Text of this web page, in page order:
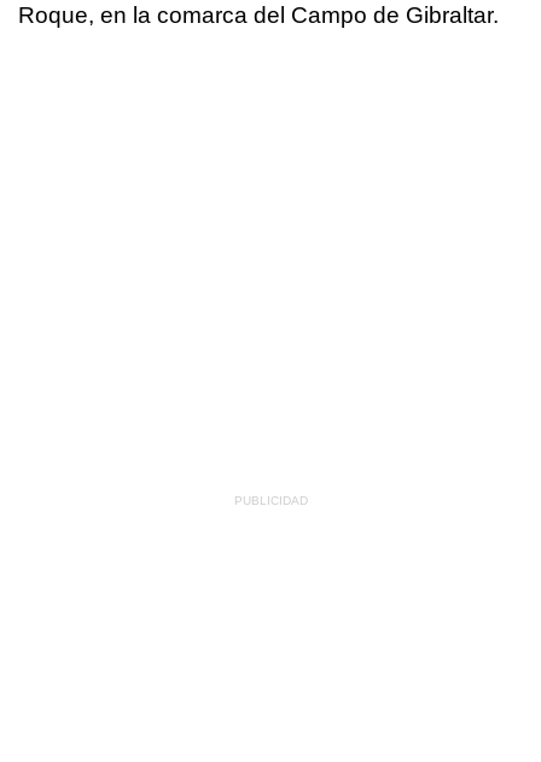
Roque, en la comarca del Campo de Gibraltar.